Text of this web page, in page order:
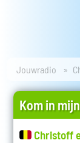
Jouwradio
Kom in
Christoff